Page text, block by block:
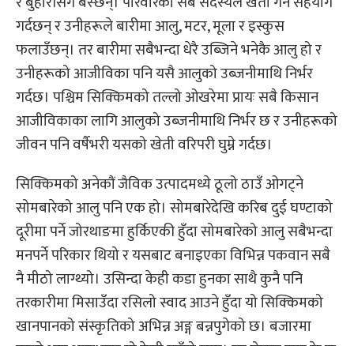
गर्दछन् र उनीहरूले बारीमा आलु, मटर, मूला र इस्कुस
फलाउँछन्। तर बारीमा सबैभन्दा धेरै उब्जिने भनेकै आलु हो र
उनीहरूको आजीविका पनि यसै आलुको उब्जनीमाथि निर्भर
गर्दछ। पश्चिम सिक्किमको तल्लो ओखरेमा प्रायः सबै किसान
आजीविकाका लागि आलुको उब्जनीमाथि निर्भर छ र उनीहरूको
जीवन पनि वर्षैभरी यसको खेती वरिपरी घुम्ने गर्दछ।
सिक्किमको अनेकौं जैविक उत्पादमध्ये ठूलो ठाउँ ओगट्ने
सोमबारेको आलु पनि एक हो। सोमबारेदेखि करिब दुई घण्टाको
दूरीमा पर्ने जोरथाङमा हुर्किएकी हुँदा सोमबारेको आलु सबैभन्दा
मनपर्ने परिकार थियो र यसबाट बनाइएका विभिन्न पकवान सबै
नै मीठो लाग्थ्यो। उसिन्दा केही कडा हुनका साथै कुनै पनि
तरकारीमा मिसाउँदा रसिलो स्वाद आउने हुँदा यो सिक्किमको
खानपानको संस्कृतिको अभिन्न अङ्ग बन्नपुगेको छ। बजारमा